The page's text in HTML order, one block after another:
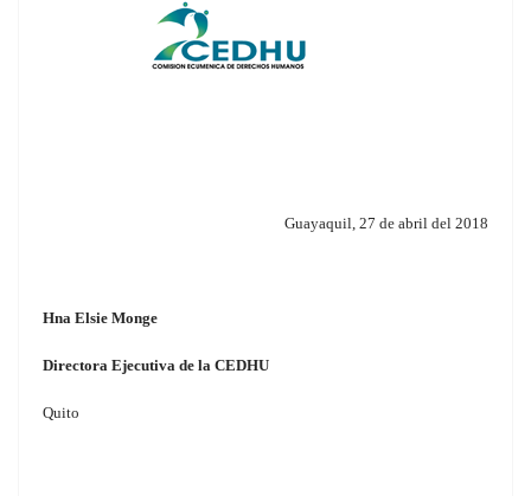
Guayaquil, 27 de abril del 2018
Hna Elsie Monge
Directora Ejecutiva de la CEDHU
Quito